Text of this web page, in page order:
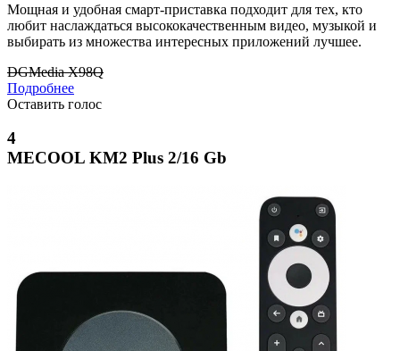
Мощная и удобная смарт-приставка подходит для тех, кто
любит наслаждаться высококачественным видео, музыкой и
выбирать из множества интересных приложений лучшее.
DGMedia X98Q
Подробнее
Оставить голос
4
MECOOL KM2 Plus 2/16 Gb